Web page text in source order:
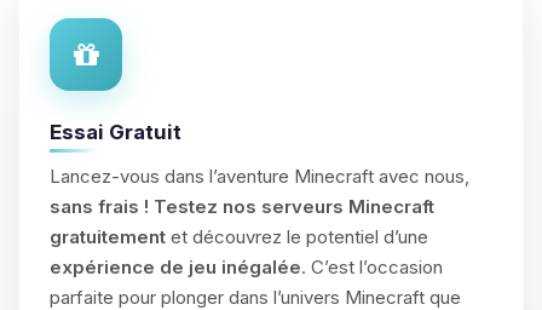
Essai Gratuit
Lancez-vous dans l’aventure Minecraft avec nous,
sans frais ! Testez nos serveurs Minecraft
gratuitement et découvrez le potentiel d’une
expérience de jeu inégalée. C’est l’occasion
parfaite pour plonger dans l’univers Minecraft que